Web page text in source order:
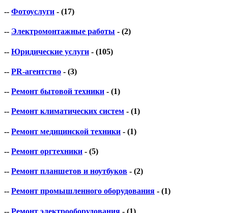
-- Фотоуслуги - (17)
-- Электромонтажные работы - (2)
-- Юридические услуги - (105)
-- PR-агентство - (3)
-- Ремонт бытовой техники - (1)
-- Ремонт климатических систем - (1)
-- Ремонт медицинской техники - (1)
-- Ремонт оргтехники - (5)
-- Ремонт планшетов и ноутбуков - (2)
-- Ремонт промышленного оборудования - (1)
-- Ремонт электрооборудования - (1)